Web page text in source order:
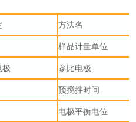
方法名
样品计量单位
极 参比电极
预搅拌时间
电极平衡电位